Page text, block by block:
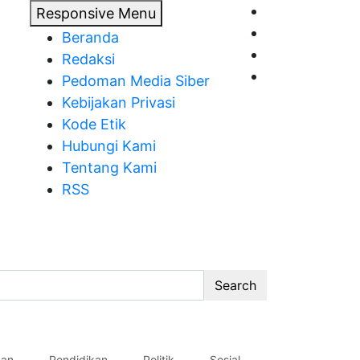
Responsive Menu
Beranda
Redaksi
Pedoman Media Siber
Kebijakan Privasi
Kode Etik
Hubungi Kami
Tentang Kami
RSS
Search